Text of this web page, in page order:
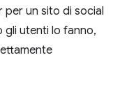
per un sito di social
gli utenti lo fanno,